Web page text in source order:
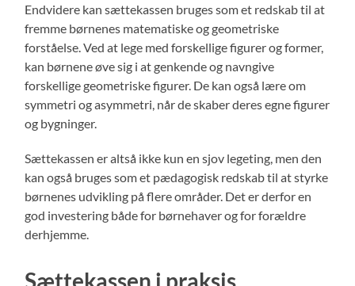
Endvidere kan sættekassen bruges som et redskab til at
fremme børnenes matematiske og geometriske
forståelse. Ved at lege med forskellige figurer og former,
kan børnene øve sig i at genkende og navngive
forskellige geometriske figurer. De kan også lære om
symmetri og asymmetri, når de skaber deres egne figurer
og bygninger.
Sættekassen er altså ikke kun en sjov legeting, men den
kan også bruges som et pædagogisk redskab til at styrke
børnenes udvikling på flere områder. Det er derfor en
god investering både for børnehaver og for forældre
derhjemme.
Sættekassen i praksis